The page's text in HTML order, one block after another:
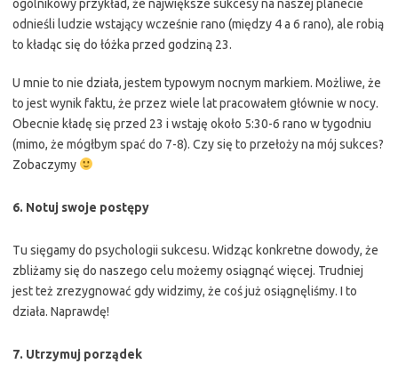
ogólnikowy przykład, że największe sukcesy na naszej planecie
odnieśli ludzie wstający wcześnie rano (między 4 a 6 rano), ale robią
to kładąc się do łóżka przed godziną 23.
U mnie to nie działa, jestem typowym nocnym markiem. Możliwe, że
to jest wynik faktu, że przez wiele lat pracowałem głównie w nocy.
Obecnie kładę się przed 23 i wstaję około 5:30-6 rano w tygodniu
(mimo, że mógłbym spać do 7-8). Czy się to przełoży na mój sukces?
Zobaczymy
6. Notuj swoje postępy
Tu sięgamy do psychologii sukcesu. Widząc konkretne dowody, że
zbliżamy się do naszego celu możemy osiągnąć więcej. Trudniej
jest też zrezygnować gdy widzimy, że coś już osiągnęliśmy. I to
działa. Naprawdę!
7. Utrzymuj porządek